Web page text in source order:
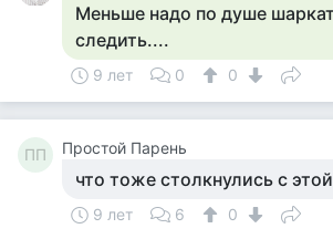
Меньше надо по душе
следить....
9 лет 0 0
ПП Простой Парень
что тоже столкнулись с
9 лет 6 0